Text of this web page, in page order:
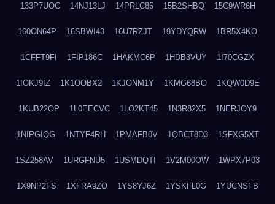
133P7UOC 14NJ13LJ 14PRLC85 15B2SHBQ 15C9WR6H
160ON64P 16SBWI43 16U7RZJT 19YDYQRW 1BR5X4KO
1CFFT9FI 1FIP186C 1HAKMC6P 1HDB3VUY 1I70CGZX
1IOKJ9IZ 1K1OOBX2 1KJONM1Y 1KMG68BO 1KQW0D9E
1KUB22OP 1L0EECVC 1LO2KT45 1N3R82X5 1NERJOY9
1NIPGIQG 1NTYF4RH 1PMAFB0V 1QBCT8D3 1SFXG5XT
1SZ258AV 1URGFNU5 1USMDQTI 1V2M00OW 1WPX7P03
1X9NP2FS 1XFRA9ZO 1YS8YJ6Z 1YSKFL0G 1YUCNSFB